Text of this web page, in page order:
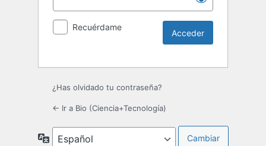
Recuérdame
¿Has olvidado tu contraseña?
← Ir a Bio (Ciencia+Tecnología)
Idioma